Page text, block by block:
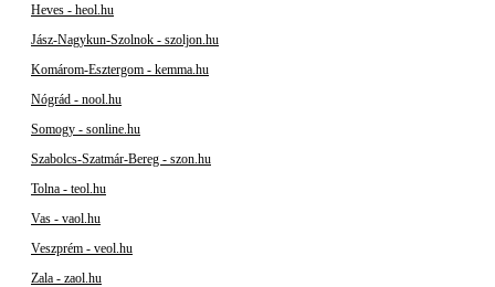
Heves - heol.hu
Jász-Nagykun-Szolnok - szoljon.hu
Komárom-Esztergom - kemma.hu
Nógrád - nool.hu
Somogy - sonline.hu
Szabolcs-Szatmár-Bereg - szon.hu
Tolna - teol.hu
Vas - vaol.hu
Veszprém - veol.hu
Zala - zaol.hu